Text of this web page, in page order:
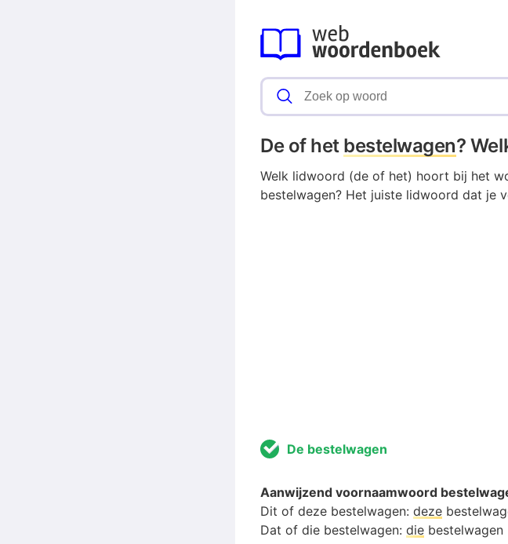
De of het bestelwagen?
Welk lidwoord (de of het) hoort bij het
bestelwagen? Het juiste lidwoord dat je
De bestelwagen
Aanwijzend voornaamwoord
Dit of deze bestelwagen: deze
Dat of die bestelwagen: die bestelwagen